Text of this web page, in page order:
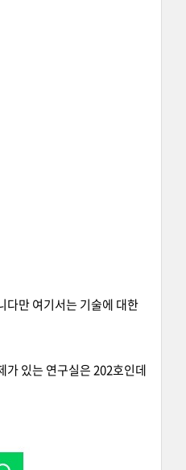
다만 여기서는 기술에 대한
가 있는 연구실은 202호인데